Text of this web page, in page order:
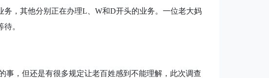
务，其他分别正在办理L W和D开头的业务。一位老大妈
。
，但还是有很多规定让老百姓感到不能理解，此次调查